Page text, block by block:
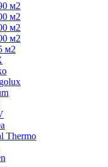
м2
м2
м2
м2
м2
Thermo